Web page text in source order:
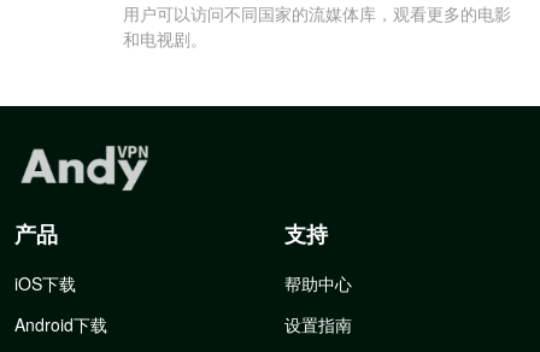
用户可以访问不同国家的流媒体库，观看更多的电影
和电视剧。
产品
iOS下载
Android下载
支持
帮助中心
设置指南